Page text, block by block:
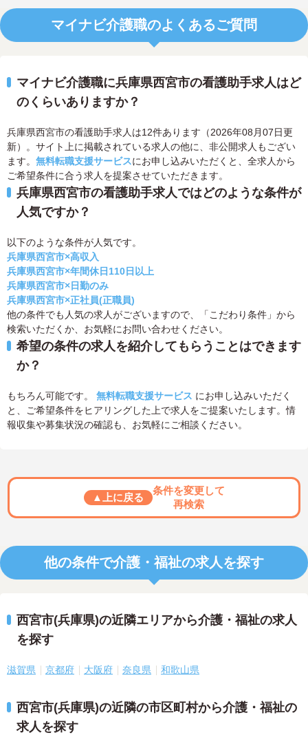
マイナビ介護職のよくあるご質問
マイナビ介護職に兵庫県西宮市の看護助手求人はど
のくらいありますか？
兵庫県西宮市の看護助手求人は12件あります（2026年08月07日更
新）。サイト上に掲載されている求人の他に、非公開求人もござい
ます。 無料転職支援サービスにお申し込みいただくと、全求人から
ご希望条件に合う求人を提案させていただきます。
兵庫県西宮市の看護助手求人ではどのような条件が
人気ですか？
以下のような条件が人気です。
兵庫県西宮市×高収入
兵庫県西宮市×年間休日110日以上
兵庫県西宮市×日勤のみ
兵庫県西宮市×正社員(正職員)
他の条件でも人気の求人がございますので、「こだわり条件」から
検索いただくか、お気軽にお問い合わせください。
希望の条件の求人を紹介してもらうことはできます
か？
もちろん可能です。 無料転職支援サービス にお申し込みいただく
と、ご希望条件をヒアリングした上で求人をご提案いたします。情
報収集や募集状況の確認も、お気軽にご相談ください。
▲上に戻る
条件を変更して
再検索
他の条件で介護・福祉の求人を探す
西宮市(兵庫県)の近隣エリアから介護・福祉の求人
を探す
滋賀県 京都府 大阪府 奈良県 和歌山県
西宮市(兵庫県)の近隣の市区町村から介護・福祉の
求人を探す